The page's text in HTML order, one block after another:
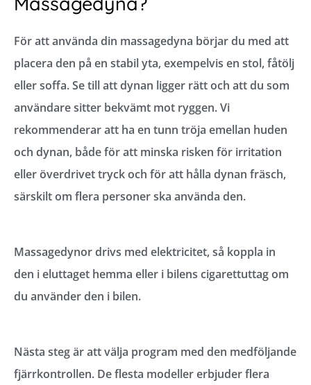
För att använda din massagedyna börjar du med att
placera den på en stabil yta, exempelvis en stol, fåtölj
eller soffa. Se till att dynan ligger rätt och att du som
användare sitter bekvämt mot ryggen. Vi
rekommenderar att ha en tunn tröja emellan huden
och dynan, både för att minska risken för irritation
eller överdrivet tryck och för att hålla dynan fräsch,
särskilt om flera personer ska använda den.
Massagedynor drivs med elektricitet, så koppla in
den i eluttaget hemma eller i bilens cigarettuttag om
du använder den i bilen.
Nästa steg är att välja program med den medföljande
fjärrkontrollen. De flesta modeller erbjuder flera